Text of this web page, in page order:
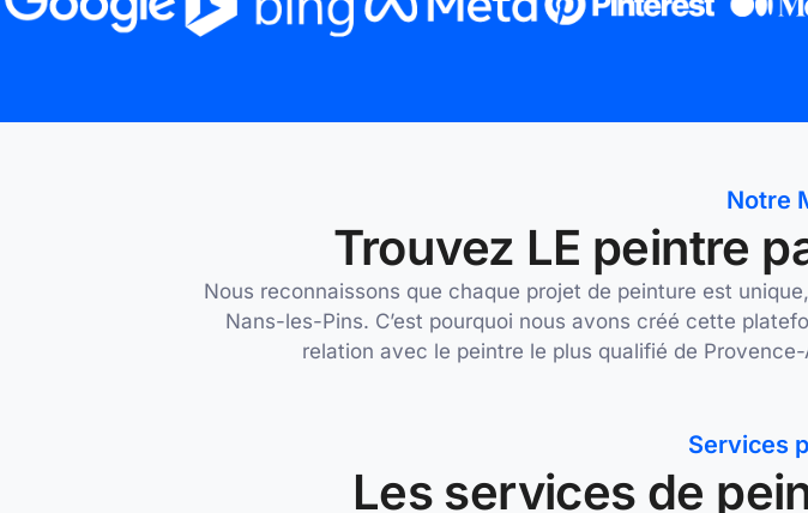
Notre
Trouvez LE peintre
Nous reconnaissons que chaque projet de peinture est
Nans-les-Pins. C’est pourquoi nous avons créé cette
relation avec le peintre le plus qualifié de
Services
Les services de